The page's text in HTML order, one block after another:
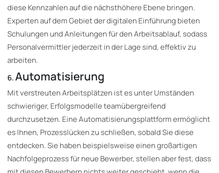
diese Kennzahlen auf die nächsthöhere Ebene bringen.
Experten auf dem Gebiet der digitalen Einführung bieten
Schulungen und Anleitungen für den Arbeitsablauf, sodass
Personalvermittler jederzeit in der Lage sind, effektiv zu
arbeiten.
6.Automatisierung
Mit verstreuten Arbeitsplätzen ist es unter Umständen
schwieriger, Erfolgsmodelle teamübergreifend
durchzusetzen. Eine Automatisierungsplattform ermöglicht
es Ihnen, Prozesslücken zu schließen, sobald Sie diese
entdecken. Sie haben beispielsweise einen großartigen
Nachfolgeprozess für neue Bewerber, stellen aber fest, dass